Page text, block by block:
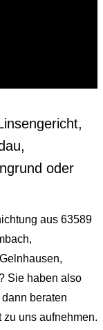
oder
aus 63589
Sie haben also
beraten
uns aufnehmen.